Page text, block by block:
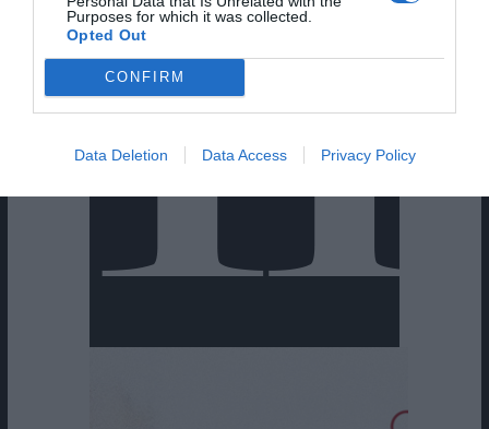
Purposes for which it was collected.
Opted Out
CONFIRM
Data Deletion Data Access Privacy Policy